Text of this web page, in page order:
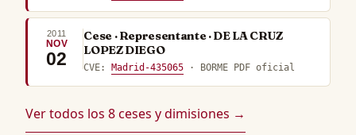
2011
NOV
02
Cese · Representante · DE LA CRUZ
LOPEZ DIEGO
CVE: Madrid-435065 · BORME PDF oficial
Ver todos los 8 ceses y dimisiones →